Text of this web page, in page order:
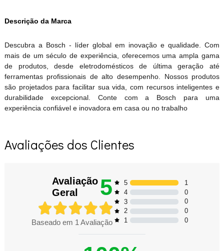
Descrição da Marca
Descubra a Bosch - líder global em inovação e qualidade. Com
mais de um século de experiência, oferecemos uma ampla gama
de produtos, desde eletrodomésticos de última geração até
ferramentas profissionais de alto desempenho. Nossos produtos
são projetados para facilitar sua vida, com recursos inteligentes e
durabilidade excepcional. Conte com a Bosch para uma
experiência confiável e inovadora em casa ou no trabalho
Avaliações dos Clientes
Avaliação
Geral
5
Baseado em 1Avaliação
5
1
4
0
3
0
2
0
1
0